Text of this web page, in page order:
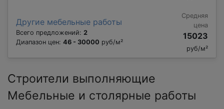
Другие мебельные работы
Всего предложений: 2
Диапазон цен: 46 - 30000 руб/м²
Средняя
цена
15023
руб/м²
Строители выполняющие
Мебельные и столярные работы